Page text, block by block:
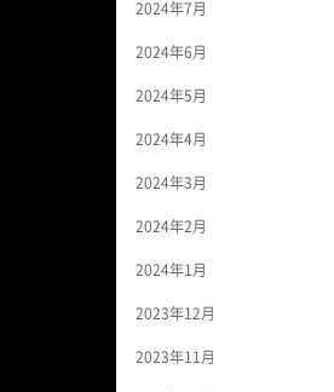
2024年7月
2024年6月
2024年5月
2024年4月
2024年3月
2024年2月
2024年1月
2023年12月
2023年11月